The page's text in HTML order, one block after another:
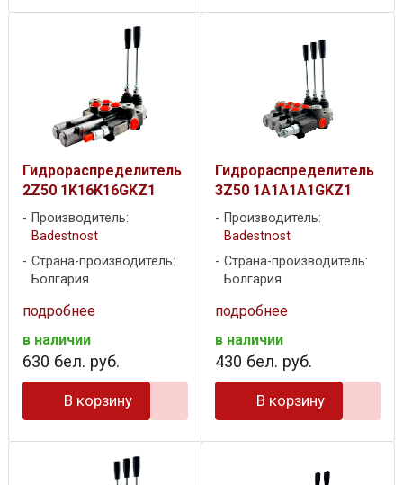
Гидрораспределитель
2Z50 1K16K16GKZ1
Производитель:
Badestnost
Страна-производитель:
Болгария
подробнее
в наличии
630 бел. руб.
В корзину
Гидрораспределитель
3Z50 1A1A1A1GKZ1
Производитель:
Badestnost
Страна-производитель:
Болгария
подробнее
в наличии
430 бел. руб.
В корзину